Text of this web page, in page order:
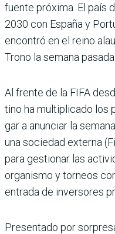
fuente próxima. El país
2030 con España y
encon­tró en el reino
Trono la semana pasada.
Al frente de la FIFA
tino ha multiplicado los
gar a anunciar la
una sociedad externa
para gestionar las
organismo y torneos
entrada de inversores
Presentado por